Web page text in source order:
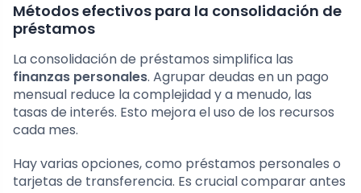
Métodos efectivos para la consolidación de
préstamos
La consolidación de préstamos simplifica las
finanzas personales. Agrupar deudas en un pago
mensual reduce la complejidad y a menudo, las
tasas de interés. Esto mejora el uso de los recursos
cada mes.
Hay varias opciones, como préstamos personales o
tarjetas de transferencia. Es crucial comparar antes